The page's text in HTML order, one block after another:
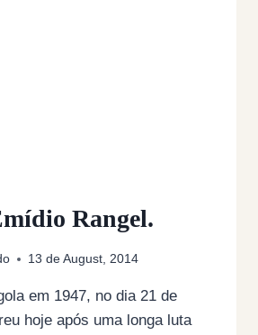
Rangel.
13 de August, 2014
em 1947, no dia 21 de
hoje após uma longa luta